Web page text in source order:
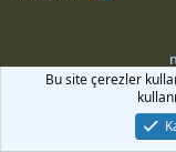
Bu site çerezler